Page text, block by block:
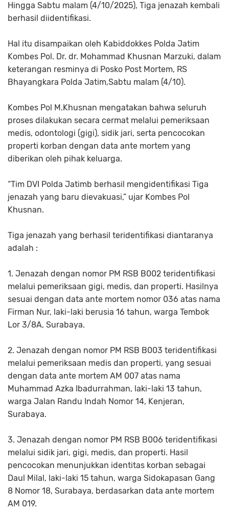
Hingga Sabtu malam (4/10/2025), Tiga jenazah kembali
berhasil diidentifikasi.
Hal itu disampaikan oleh Kabiddokkes Polda Jatim
Kombes Pol. Dr. dr. Mohammad Khusnan Marzuki, dalam
keterangan resminya di Posko Post Mortem, RS
Bhayangkara Polda Jatim,Sabtu malam (4/10).
Kombes Pol M.Khusnan mengatakan bahwa seluruh
proses dilakukan secara cermat melalui pemeriksaan
medis, odontologi (gigi), sidik jari, serta pencocokan
properti korban dengan data ante mortem yang
diberikan oleh pihak keluarga.
“Tim DVI Polda Jatimb berhasil mengidentifikasi Tiga
jenazah yang baru dievakuasi,” ujar Kombes Pol
Khusnan.
Tiga jenazah yang berhasil teridentifikasi diantaranya
adalah :
1. Jenazah dengan nomor PM RSB B002 teridentifikasi
melalui pemeriksaan gigi, medis, dan properti. Hasilnya
sesuai dengan data ante mortem nomor 036 atas nama
Firman Nur, laki-laki berusia 16 tahun, warga Tembok
Lor 3/8A, Surabaya.
2. Jenazah dengan nomor PM RSB B003 teridentifikasi
melalui pemeriksaan medis dan properti, yang sesuai
dengan data ante mortem AM 007 atas nama
Muhammad Azka Ibadurrahman, laki-laki 13 tahun,
warga Jalan Randu Indah Nomor 14, Kenjeran,
Surabaya.
3. Jenazah dengan nomor PM RSB B006 teridentifikasi
melalui sidik jari, gigi, medis, dan properti. Hasil
pencocokan menunjukkan identitas korban sebagai
Daul Milal, laki-laki 15 tahun, warga Sidokapasan Gang
8 Nomor 18, Surabaya, berdasarkan data ante mortem
AM 019.